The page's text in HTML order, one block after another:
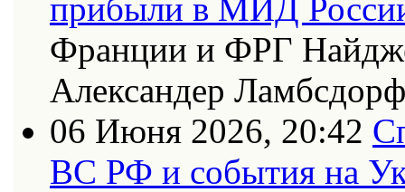
Франции и ФРГ
Александер
06 Июня 2026, 20:42
ВС РФ и события на